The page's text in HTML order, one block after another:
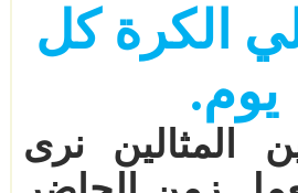
الكرة كل
يوم.
المثالين نرى